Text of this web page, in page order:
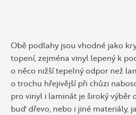
Obě podlahy jsou vhodné jako
topení, zejména vinyl lepený k
o něco nižší tepelný odpor než
o trochu hřejivější při chůzi
pro vinyl i laminát je široký výběr
buď dřevo, nebo i jiné materiály,